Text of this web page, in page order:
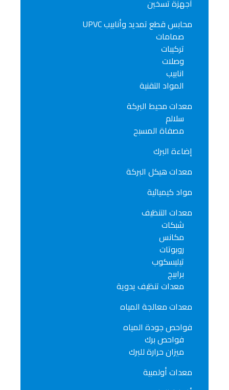
أجهزة تسخين
محابس قطع تمديد وأنابيب UPVC
صمامات
تركيبات
وصلات
انابيب
المواد التقنية
معدات محيط البركة
سلالم
مصفاة المسبح
إضاءة البرك
معدات هيكل البركة
مواد كيميائية
معدات التنظيف
شبكات
مكانس
روبوتات
تيليسكوب
برابيج
معدات تنظيف يدوية
معدات معالجة المياه
فواحص جودة المياه
فواحص برك
ميزان حرارة للبرك
معدات أولمبية